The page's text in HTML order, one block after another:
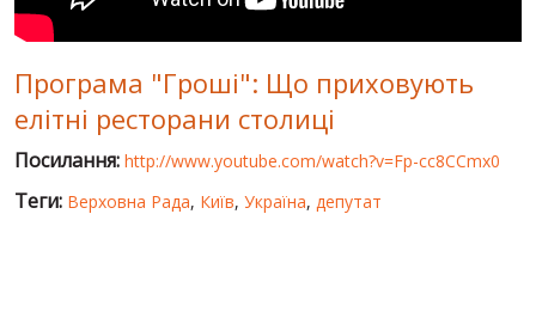
РОСІЙСЬКО-УКРАЇНСЬКА ВІЙНА
"WINTER ON FIRE"
ХРОНОЛОГІЯ ЄВРОМАЙДАНУ
Програма "Гроші": Що приховують
елітні ресторани столиці
Посилання: http://www.youtube.com/watch?v=Fp-cc8CCmx0
Теги: Верховна Рада, Київ, Україна, депутат